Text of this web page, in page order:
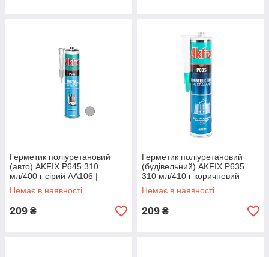
Герметик поліуретановий
(авто) AKFIX P645 310
мл/400 г сірий AA106 |
Герметик полиуретановый
(авто) AKFIX P645 310
Немає в наявності
209 ₴
Герметик поліуретановий
(будівельний) AKFIX P635
310 мл/410 г коричневий
AA669 |Герметик
полиуретановый
(строительный) AKFIX P635
Немає в наявності
209 ₴